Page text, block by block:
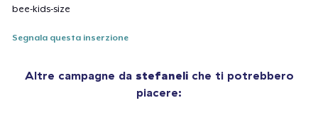
bee-kids-size
Segnala questa inserzione
Altre campagne da stefaneliche ti potrebbero
piacere: